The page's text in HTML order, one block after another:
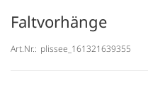
Faltvorhänge
Art.Nr.: plissee_161321639355